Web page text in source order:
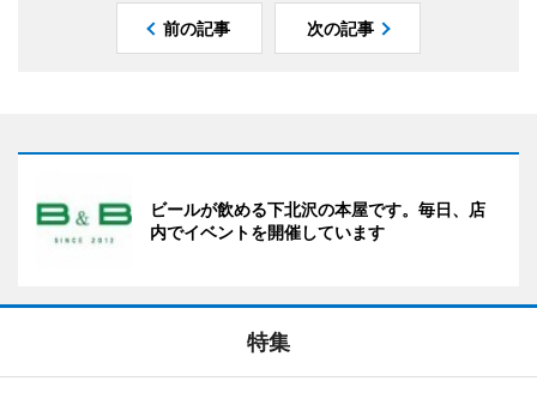
前の記事 次の記事
ビールが飲める下北沢の本屋です。毎日、店
内でイベントを開催しています
特集